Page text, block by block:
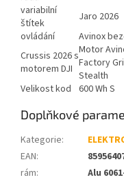
variabilní
štítek
Jaro 2026
ovládání
Avinox
Crussis 2026 s
motorem DJI
Motor
Factory
Stealth
Velikost kod 600 Wh S
Doplňkové
Kategorie:
EAN:
rám:
Alu